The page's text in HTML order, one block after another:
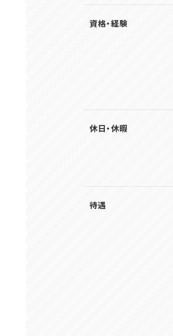
資格・経験
休日・休暇
待遇